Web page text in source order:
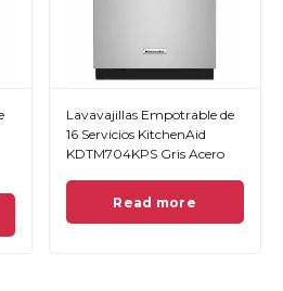
Lavavajillas Empotrable de
16 Servicios KitchenAid
KDTM704KPS Gris Acero
Read more